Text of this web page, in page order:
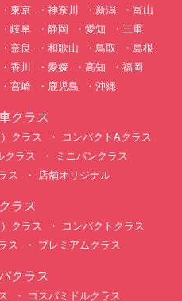
東京 神奈川 新潟
富山
岐阜 静岡 愛知
三重
奈良 和歌山 鳥取
島根
香川 愛媛 高知
福岡
宮崎 鹿児島 沖縄
クラス
クラス
コンパクトAクラス
クラス
ミニバンクラス
ス 店舗オリジナル
ラス
クラス
コンパクトクラス
ス プレミアムクラス
クラス
コスパミドルクラス